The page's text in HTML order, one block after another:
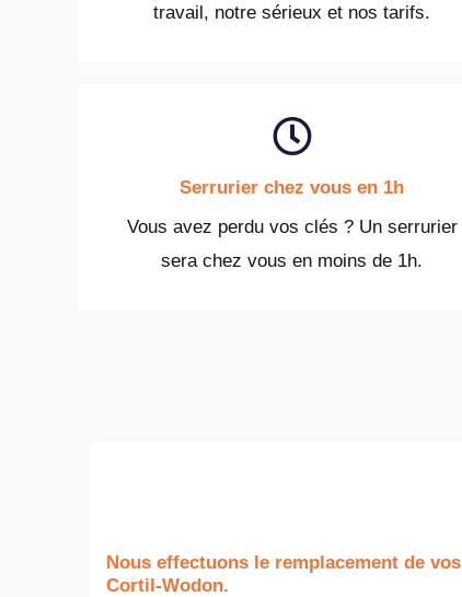
travail, notre sérieux et nos tarifs.
Serrurier chez vous en 1h
Vous avez perdu vos clés ? Un serrurier
sera chez vous en moins de 1h.
Nous effectuons le remplacement de
Cortil-Wodon.